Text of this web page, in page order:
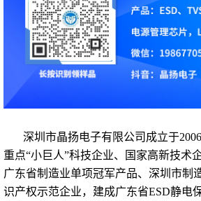
深圳市晶扬电子有限公司 成立于
重点“小巨人”科技企业、 国家高新技术
广东省制造业单项冠军产品、深圳市制
识产权示范企业，建成广东省ESD静电